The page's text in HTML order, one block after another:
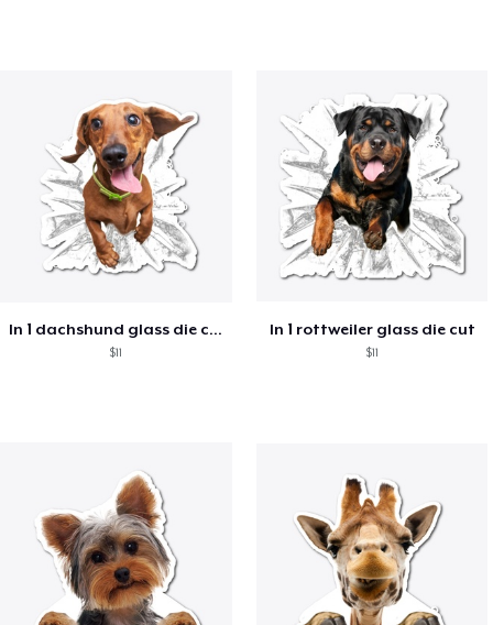
ln 1 dachshund glass die cut
$11
ln 1 rottweiler glass die cut
$11